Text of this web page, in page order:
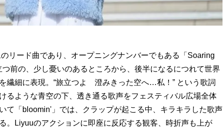
リード曲であり、オープニングナンバーでもある「Soaring
つ前の、少し憂いのあるところから、後半になるにつれて世界
繊細に表現。“旅立つよ 澄みきった空へ…私！” という歌詞
るような青空の下、透き通る歌声をフェスティバル広場全体
て「bloomin'」では、クラップが起こる中、キラキラした歌声
。Liyuuのアクションに即座に反応する観客、時折声も上が